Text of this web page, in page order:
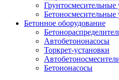
Грунтосмесительные
Бетоносмесительные
Бетонное оборудование
Автобетононасосы
Торкрет-установки
Бетононасосы